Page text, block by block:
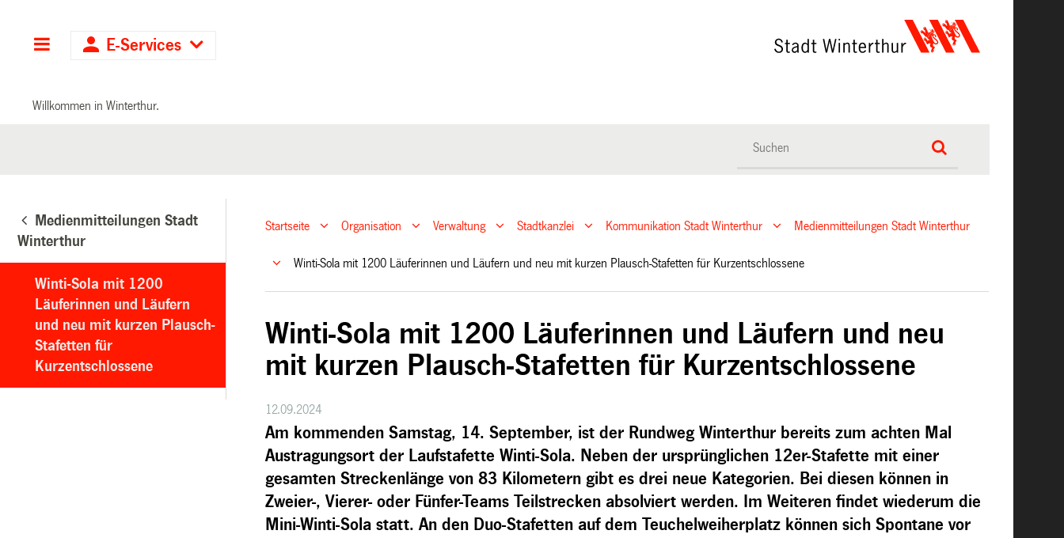
Hauptnavigation
E-Services
Willkommen in Winterthur.
Medienmitteilungen Stadt
Winterthur
Winti-Sola mit 1200
Läuferinnen und Läufern
und neu mit kurzen Plausch-
Stafetten für
Kurzentschlossene
Startseite Organisation Verwaltung Stadtkanzlei Kommunikation Stadt Winterthur Medienmitteilungen Stadt Winterthur
Winti-Sola mit 1200 Läuferinnen und Läufern und neu mit kurzen Plausch-Stafetten für Kurzentschlossene
Winti-Sola mit 1200 Läuferinnen und Läufern und neu
mit kurzen Plausch-Stafetten für Kurzentschlossene
12.09.2024
Am kommenden Samstag, 14. September, ist der Rundweg Winterthur bereits zum achten Mal
Austragungsort der Laufstafette Winti-Sola. Neben der ursprünglichen 12er-Stafette mit einer
gesamten Streckenlänge von 83 Kilometern gibt es drei neue Kategorien. Bei diesen können in
Zweier-, Vierer- oder Fünfer-Teams Teilstrecken absolviert werden. Im Weiteren findet wiederum die
Mini-Winti-Sola statt. An den Duo-Stafetten auf dem Teuchelweiherplatz können sich Spontane vor